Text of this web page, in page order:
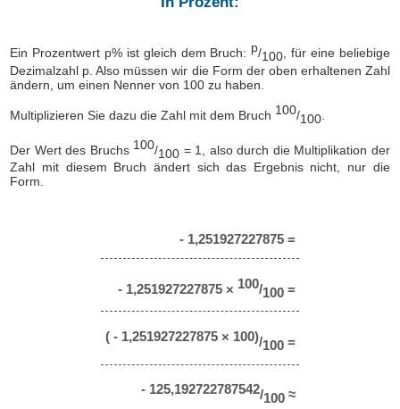
Ein Prozentwert p% ist gleich dem Bruch: p/100 , für eine beliebige
Dezimalzahl p. Also müssen wir die Form der oben erhaltenen Zahl
ändern, um einen Nenner von 100 zu haben.
Multiplizieren Sie dazu die Zahl mit dem Bruch 100/100
Der Wert des Bruchs 100/100 = 1, also durch die Multiplikation der
Zahl mit diesem Bruch ändert sich das Ergebnis nicht, nur die
Form.
- 1,251927227875 =
- 1,251927227875 × 100/100=
( - 1,251927227875 × 100)/100=
- 125,192722787542/100≈